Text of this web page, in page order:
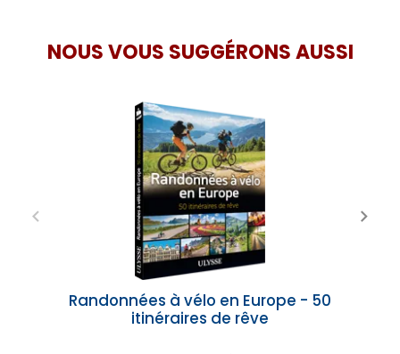
NOUS VOUS SUGGÉRONS AUSSI
Randonnées à vélo en Europe - 50
itinéraires de rêve